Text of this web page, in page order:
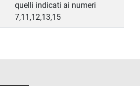
quelli indicati ai numeri
7,11,12,13,15